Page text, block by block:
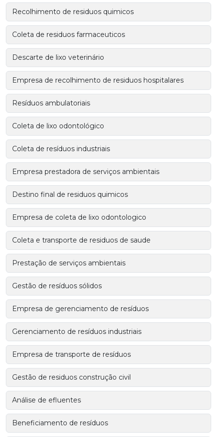
Recolhimento de residuos quimicos
Coleta de residuos farmaceuticos
Descarte de lixo veterinário
Empresa de recolhimento de residuos hospitalares
Resíduos ambulatoriais
Coleta de lixo odontológico
Coleta de resíduos industriais
Empresa prestadora de serviços ambientais
Destino final de residuos quimicos
Empresa de coleta de lixo odontologico
Coleta e transporte de residuos de saude
Prestação de serviços ambientais
Gestão de resíduos sólidos
Empresa de gerenciamento de resíduos
Gerenciamento de resíduos industriais
Empresa de transporte de resíduos
Gestão de residuos construção civil
Análise de efluentes
Beneficiamento de resíduos